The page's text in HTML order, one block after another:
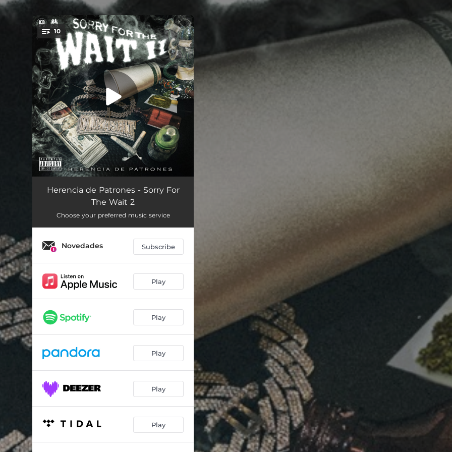
You're all set!
10
Brinco En Acción 02:50
Corazón Cromado
Lo Que Pudo Ser 03:33
Costa Oeste 02:53
Crimes 03:41
02:24
No Voy A Cambiar 03:54
Fabi 04:29
Herencia de Patrones - Sorry For
The Wait 2
Choose your preferred music service
Novedades Subscribe
Play
Play
Play
Play
Play